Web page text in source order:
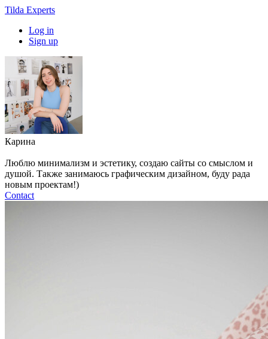
Tilda Experts
Log in
Sign up
Карина
Люблю минимализм и эстетику, создаю сайты со смыслом и
душой. Также занимаюсь графическим дизайном, буду рада
новым проектам!)
Contact